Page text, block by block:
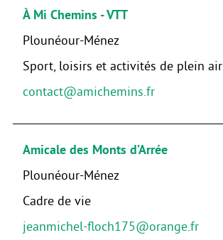
À Mi Chemins - VTT
Plounéour-Ménez
Sport, loisirs et activités de plein air
contact@amichemins.fr
Amicale des Monts d’Arrée
Plounéour-Ménez
Cadre de vie
jeanmichel-floch175@orange.fr